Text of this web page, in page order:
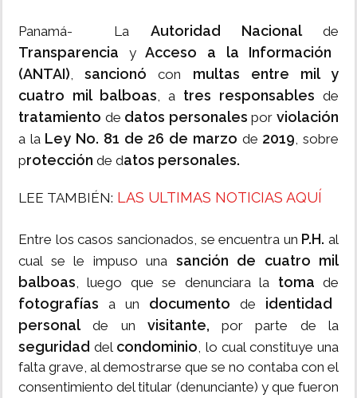
Panamá- La Autoridad Nacionalde
Transparencia yAcceso a la Información
(ANTAI),sancionó con multas entre mil y
cuatro mil balboas, a tres responsables de
tratamiento de datos personales porviolación
a la Ley No. 81 de 26 de marzo de 2019, sobre
protección de datos personales.
LEE TAMBIÉN: LAS ULTIMAS NOTICIAS AQUÍ
Entre los casos sancionados, se encuentra un P.H. al
cual se le impuso una sanción de cuatro mil
balboas, luego que se denunciara la toma de
fotografías a un documento de identidad
personalde un visitante, por parte de la
seguridad del condominio, lo cual constituye una
falta grave, al demostrarse que se no contaba con el
consentimiento del titular (denunciante) y que fueron